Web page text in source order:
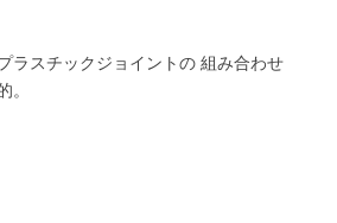
ラスチックジョイントの 組み合わせ
。